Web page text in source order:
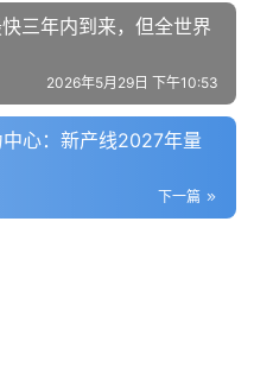
三年内到来，但全世界
2026年5月29日 下午10:53
心：新产线2027年量
下一篇